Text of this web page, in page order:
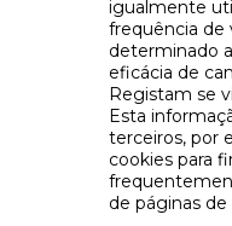
igualmente
frequência de
determinado
eficácia de
Registam se
Esta
terceiros, por
cookies para
de páginas de